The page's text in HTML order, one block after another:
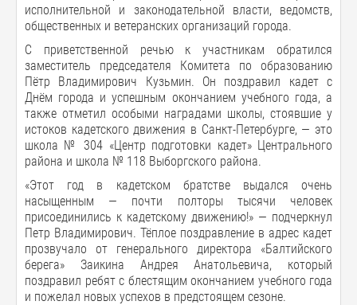
исполнительной и законодательной власти, ведомств,
общественных и ветеранских организаций города.
С приветственной речью к участникам обратился
заместитель председателя Комитета по образованию
Пётр Владимирович Кузьмин. Он поздравил кадет с
Днём города и успешным окончанием учебного года, а
также отметил особыми наградами школы, стоявшие у
истоков кадетского движения в Санкт-Петербурге, — это
школа № 304 «Центр подготовки кадет» Центрального
района и школа № 118 Выборгского района.
«Этот год в кадетском братстве выдался очень
насыщенным — почти полторы тысячи человек
присоединились к кадетскому движению!» — подчеркнул
Петр Владимирович. Тёплое поздравление в адрес кадет
прозвучало от генерального директора «Балтийского
берега» Заикина Андрея Анатольевича, который
поздравил ребят с блестящим окончанием учебного года
и пожелал новых успехов в предстоящем сезоне.